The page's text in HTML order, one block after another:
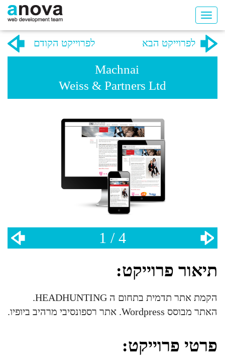
לפרוייקט הקודם לפרוייקט הבא
Machnai
Weiss & Partners Ltd
1 / 4
תיאור פרוייקט:
הקמת אתר תדמית בתחום ה HEADHUNTING.
האתר מבוסס Wordpress. אתר רספונסיבי מרהיב ביופיו.
פרטי פרוייקט: